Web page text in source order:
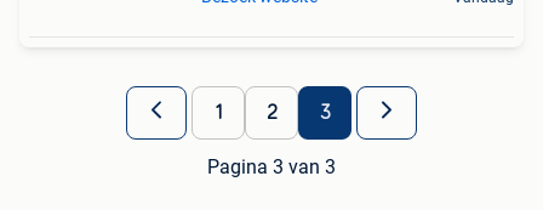
1 2 3
Pagina 3 van 3